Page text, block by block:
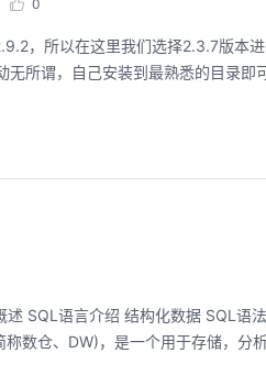
0
，所以在这里我们选择2.3.7版本
SQL语言介绍 结构化数据 SQL
数仓、DW)，是一个用于存储，分